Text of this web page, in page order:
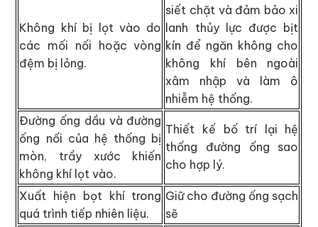
Không khí bị lọt vào do
các mối nối hoặc vòng
đệm bị lỏng.
siết chặt và đảm bảo xi
lanh thủy lực được bịt
kín để ngăn không cho
không khí bên ngoài
xâm nhập và làm ô
nhiễm hệ thống.
Đường ống dầu và đường
ống nối của hệ thống bị
mòn, trầy xước khiến
không khí lọt vào.
Thiết kế bố trí lại hệ
thống đường ống sao
cho hợp lý.
Xuất hiện bọt khí trong
quá trình tiếp nhiên liệu.
Giữ cho đường ống sạch
sẽ